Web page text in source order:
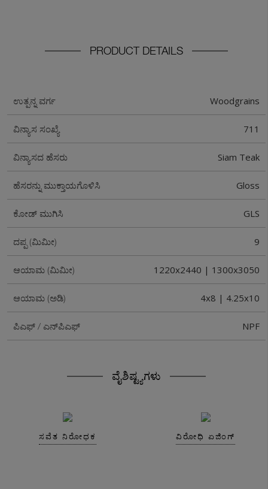
PRODUCT DETAILS
ಉತ್ಪನ್ನ ವರ್ಗ Woodgrains
ವಿನ್ಯಾಸ ಸಂಖ್ಯೆ 711
ವಿನ್ಯಾಸದ ಹೆಸರು Siam Teak
ಹೆಸರನ್ನು ಮುಕ್ತಾಯಗೊಳಿಸಿ Gloss
ಕೋಡ್ ಮುಗಿಸಿ GLS
ದಪ್ಪ (ಮಿಮೀ) 9
ಆಯಾಮ (ಮಿಮೀ) 1220x2440 | 1300x3050
ಆಯಾಮ (ಅಡಿ) 4x8 | 4.25x10
ಪಿಎಫ್ / ಎನ್‌ಪಿಎಫ್ NPF
ವೈಶಿಷ್ಟ್ಯಗಳು
ಸವೆತ ನಿರೋಧಕ ವಿರೋಧಿ ಏಜಿಂಗ್